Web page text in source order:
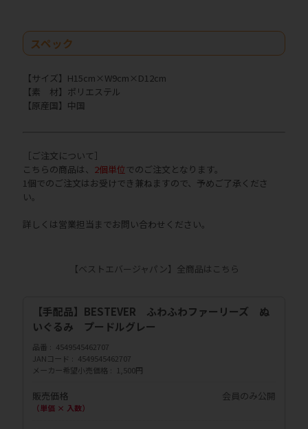
スペック
【サイズ】H15cm×W9cm×D12cm
【素 材】ポリエステル
【原産国】中国
［ご注文について］
こちらの商品は、 2個単位 でのご注文となります。
1個でのご注文はお受けでき兼ねますので、予めご了承くださ
い。
詳しくは営業担当までお問い合わせください。
【ベストエバージャパン】全商品はこちら
【手配品】BESTEVER ふわふわファーリーズ ぬ
いぐるみ プードルグレー
品番
4549545462707
JANコード
4549545462707
メーカー希望小売価格
1,500円
販売価格
（単価 × 入数）
会員のみ公開